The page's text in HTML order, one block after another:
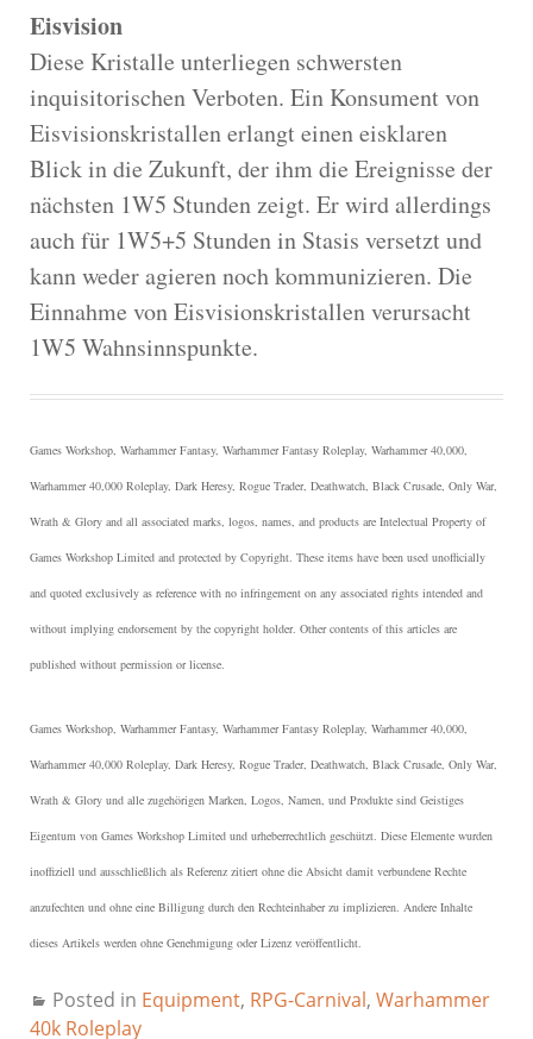
Eisvision
Diese Kristalle unterliegen schwersten
inquisitorischen Verboten. Ein Konsument von
Eisvisionskristallen erlangt einen eisklaren
Blick in die Zukunft, der ihm die Ereignisse der
nächsten 1W5 Stunden zeigt. Er wird allerdings
auch für 1W5+5 Stunden in Stasis versetzt und
kann weder agieren noch kommunizieren. Die
Einnahme von Eisvisionskristallen verursacht
1W5 Wahnsinnspunkte.
Games Workshop, Warhammer Fantasy, Warhammer Fantasy Roleplay, Warhammer 40,000,
Warhammer 40,000 Roleplay, Dark Heresy, Rogue Trader, Deathwatch, Black Crusade, Only War,
Wrath & Glory and all associated marks, logos, names, and products are Intelectual Property of
Games Workshop Limited and protected by Copyright. These items have been used unofficially
and quoted exclusively as reference with no infringement on any associated rights intended and
without implying endorsement by the copyright holder. Other contents of this articles are
published without permission or license.
Games Workshop, Warhammer Fantasy, Warhammer Fantasy Roleplay, Warhammer 40,000,
Warhammer 40,000 Roleplay, Dark Heresy, Rogue Trader, Deathwatch, Black Crusade, Only War,
Wrath & Glory und alle zugehörigen Marken, Logos, Namen, und Produkte sind Geistiges
Eigentum von Games Workshop Limited und urheberrechtlich geschützt. Diese Elemente wurden
inoffiziell und ausschließlich als Referenz zitiert ohne die Absicht damit verbundene Rechte
anzufechten und ohne eine Billigung durch den Rechteinhaber zu implizieren. Andere Inhalte
dieses Artikels werden ohne Genehmigung oder Lizenz veröffentlicht.
Posted in Equipment, RPG-Carnival, Warhammer
40k Roleplay